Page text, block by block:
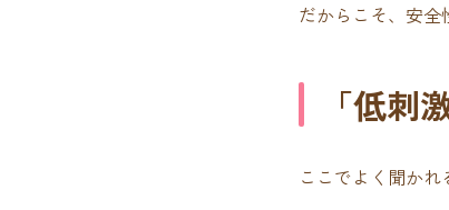
だからこそ、安全
「低刺
ここでよく聞か